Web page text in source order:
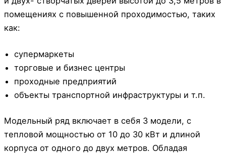
помещениях с повышенной проходимостью, таких
как:
супермаркеты
торговые и бизнес центры
проходные предприятий
объекты транспортной инфраструктуры и т.п.
Модельный ряд включает в себя 3 модели, с
тепловой мощностью от 10 до 30 кВт и длиной
корпуса от одного до двух метров. Обладая